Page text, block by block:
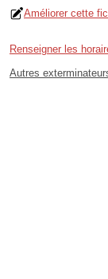
Améliorer cette
Renseigner les
Autres